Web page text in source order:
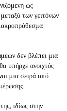
ως
των γειτόνων
δεν βλέπει μια
υπήρχε ανοιχτός
μια σειρά από
ιδίως στην